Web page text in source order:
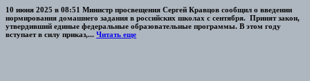
10 июня 2025 в 08:51 Министр просвещения Сергей Кравцов сообщил о введении
нормирования домашнего задания в российских школах с сентября. Принят закон,
утвердивший единые федеральные образовательные программы. В этом году
вступает в силу приказ,... Читать еще